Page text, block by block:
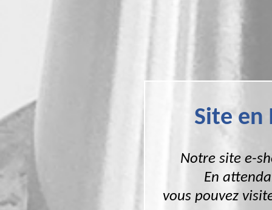
Site en
Notre site e-
En
vous pouvez